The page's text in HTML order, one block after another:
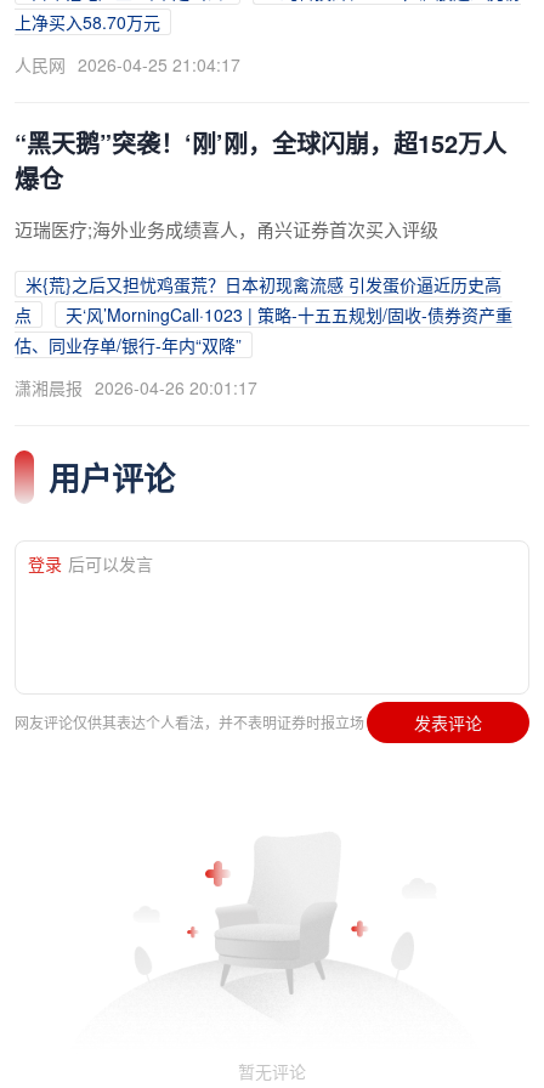
上净买入58.70万元
人民网 2026-04-25 21:04:17
“黑天鹅”突袭！‘刚’刚，全球闪崩，超152万人
爆仓
迈瑞医疗;海外业务成绩喜人，甬兴证券首次买入评级
米{荒}之后又担忧鸡蛋荒？日本初现禽流感 引发蛋价逼近历史高
点
天‘风’MorningCall·1023 | 策略-十五五规划/固收-债券资产重
估、同业存单/银行-年内“双降”
潇湘晨报 2026-04-26 20:01:17
用户评论
登录 后可以发言
网友评论仅供其表达个人看法，并不表明证券时报立场 发表评论
暂无评论